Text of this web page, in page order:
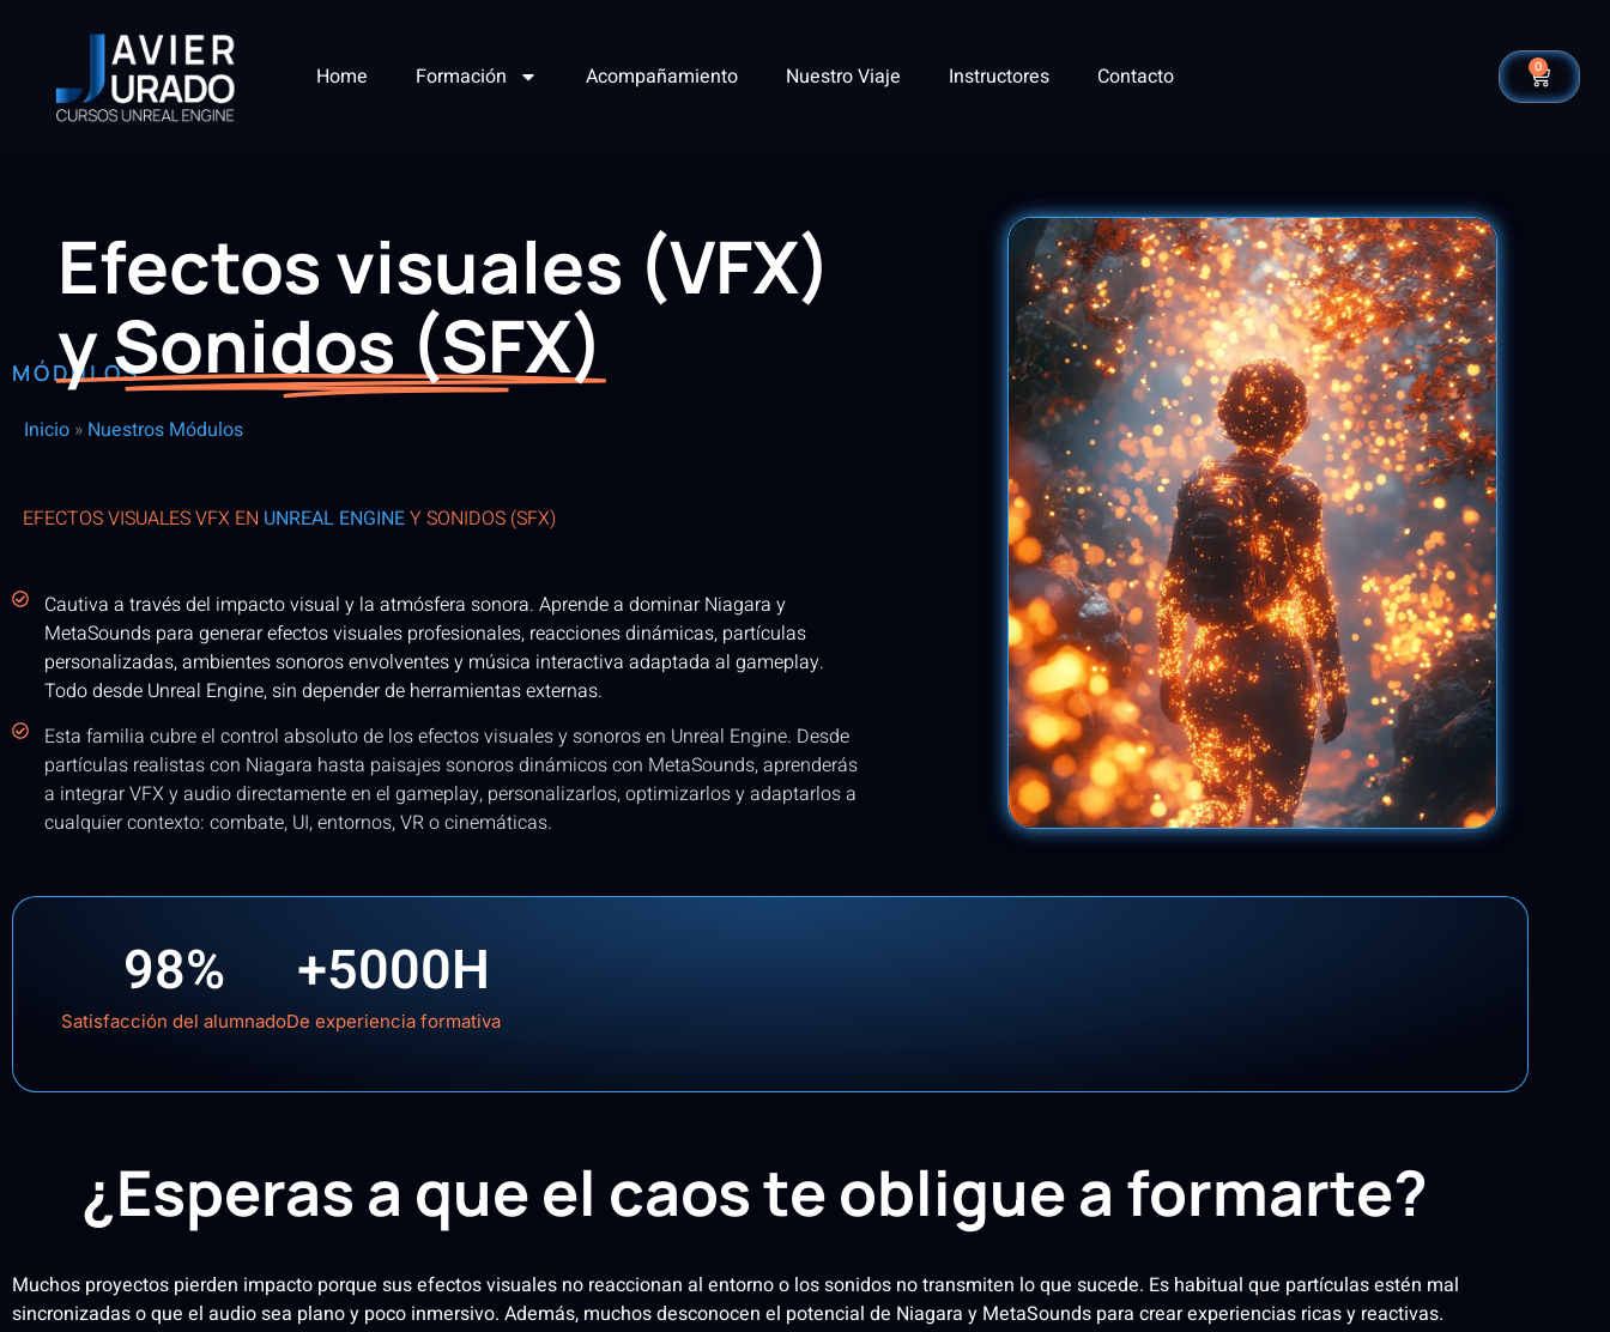
Home Formación Acompañamiento Nuestro Viaje Instructores Contacto 0
MÓDULOS
Efectos visuales (VFX)
y Sonidos (SFX)
Inicio » Nuestros Módulos
EFECTOS VISUALES VFX EN UNREAL ENGINEY SONIDOS (SFX)
Cautiva a través del impacto visual y la atmósfera sonora. Aprende a dominar Niagara y
MetaSounds para generar efectos visuales profesionales, reacciones dinámicas, partículas
personalizadas, ambientes sonoros envolventes y música interactiva adaptada al gameplay.
Todo desde Unreal Engine, sin depender de herramientas externas.
Esta familia cubre el control absoluto de los efectos visuales y sonoros en Unreal Engine. Desde
partículas realistas con Niagara hasta paisajes sonoros dinámicos con MetaSounds, aprenderás
a integrar VFX y audio directamente en el gameplay, personalizarlos, optimizarlos y adaptarlos a
cualquier contexto: combate, UI, entornos, VR o cinemáticas.
Satisfacción del alumnado
98%
De experiencia formativa
+5000H
¿Esperas a que el caos te obligue a formarte?
Muchos proyectos pierden impacto porque sus efectos visuales no reaccionan al entorno o los sonidos no transmiten lo que sucede. Es habitual que partículas estén mal
sincronizadas o que el audio sea plano y poco inmersivo. Además, muchos desconocen el potencial de Niagara y MetaSounds para crear experiencias ricas y reactivas.